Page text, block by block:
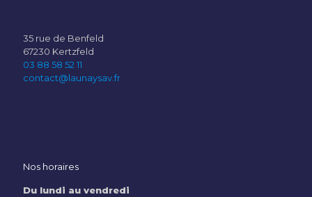
35 rue de Benfeld
67230 Kertzfeld
03 88 58 52 11
contact@launaysav.fr
Nos horaires
Du lundi au vendredi